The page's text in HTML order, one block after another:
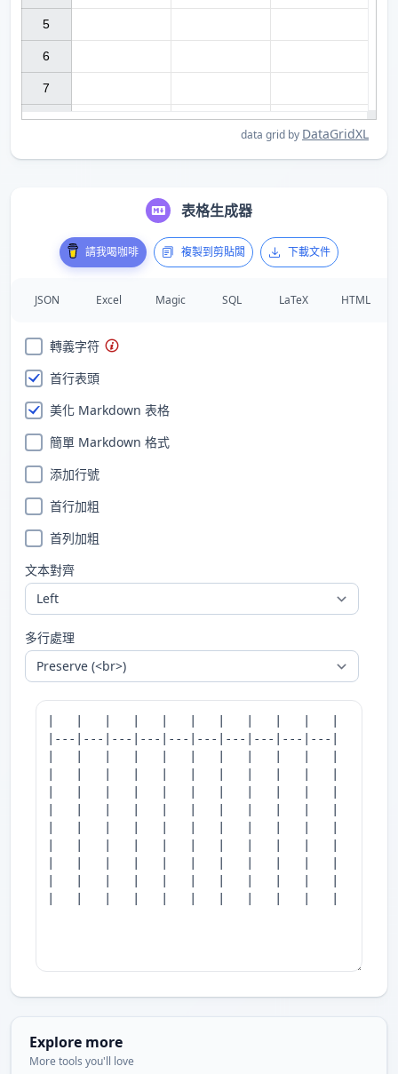
5
6
7
data grid by DataGridXL
表格生成器
請我喝咖啡 複製到剪貼闆 下載文件
JSON Excel Magic SQL LaTeX HTML
轉義字符
首行表頭
美化 Markdown 表格
簡單 Markdown 格式
添加行號
首行加粗
首列加粗
文本對齊
多行處理
Explore more
More tools you'll love